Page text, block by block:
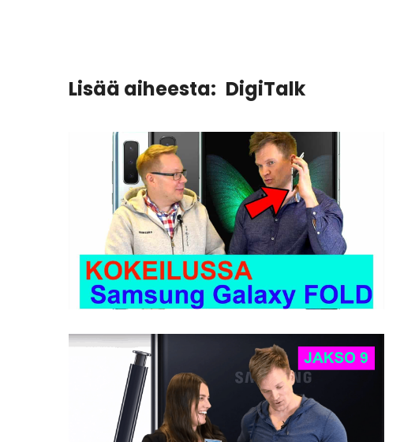
Lisää aiheesta: DigiTalk